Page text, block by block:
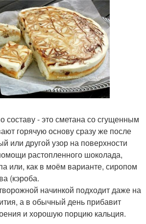
составу - это сметана со сгущенным
горячую основу сразу же после
или другой узор на поверхности
растопленного шоколада,
или, как в моём варианте, сиропом
(кэроба.
начинкой подходит даже на
а в обычный день прибавит
и хорошую порцию кальция.